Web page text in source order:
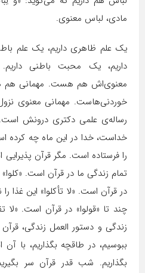
مادی، لباس معنوی.
یک‏ علم ظاهری داریم، یک علم
داریم، یک محبت باطنی
معنوی‌اش هم هست. مهمانی هم
خوردنی‌هاست. مهمانی معنوی
رساله‌ی علمی دکتری درونش است.
خداست، خدا در این ماه چه
را فرستاده است. مگر قرآن
تمام زندگی ما در قرآن است. «کلوا»
در قرآن است. «لا تأکلوا» این غذا
چند تا «قولوا» در قرآن است.
زندگی و دستور العمل زندگی،
ببوسیم، در طاقچه بگذاریم، با
بگذاریم. شب قدر قرآن سر